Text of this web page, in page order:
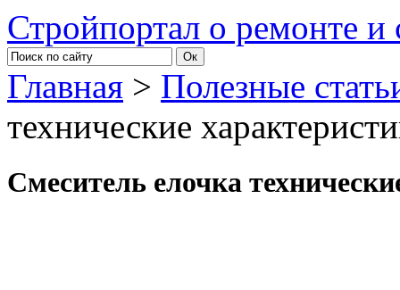
Стройпортал о ремонте и
Главная > Полезные
технические
Смеситель елочка